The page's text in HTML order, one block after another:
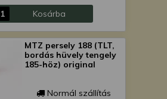
Kosárba
MTZ persely 188 (TLT,
bordás hüvely tengely
185-höz) original
Normál szállítás